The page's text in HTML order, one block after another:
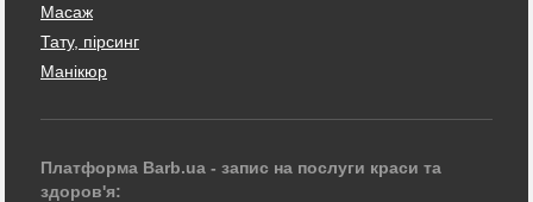
Масаж
Тату, пірсинг
Манікюр
Платформа Barb.ua - запис на послуги краси та
здоров'я: